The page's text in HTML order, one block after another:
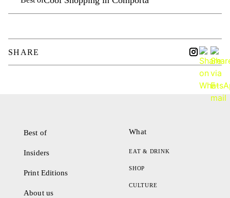
SHARE
Best of
Insiders
Print Editions
About us
What
EAT & DRINK
SHOP
CULTURE